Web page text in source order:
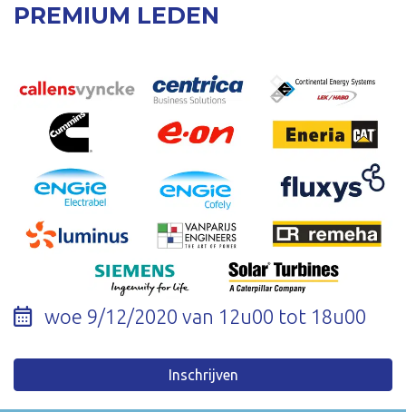
PREMIUM LEDEN
woe 9/12/2020 van 12u00 tot 18u00
Inschrijven